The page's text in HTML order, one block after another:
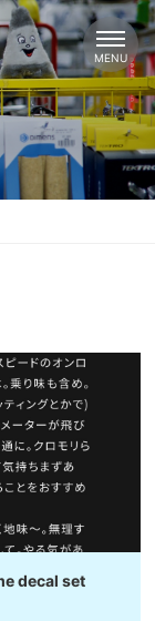
サンバ まっちゃん
ピーク タクマ
decal set